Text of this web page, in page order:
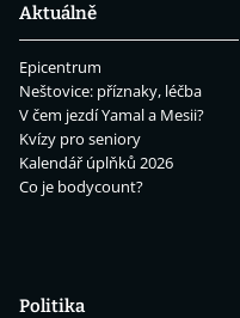
Aktuálně
Epicentrum
Neštovice: příznaky, léčba
V čem jezdí Yamal a Mesii?
Kvízy pro seniory
Kalendář úplňků 2026
Co je bodycount?
Politika